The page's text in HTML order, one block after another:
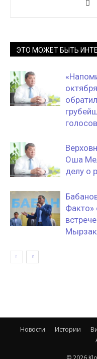
ЭТО МОЖЕТ БЫТЬ
Оша
делу о
Факто»
Новости Истории